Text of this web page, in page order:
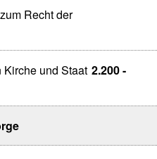
Recht der
und Staat 2.200 -